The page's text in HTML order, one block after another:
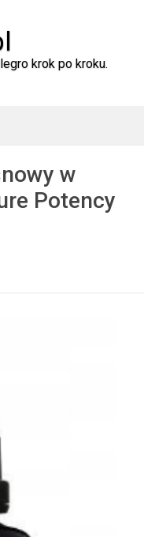
krok po kroku.
w
Potency